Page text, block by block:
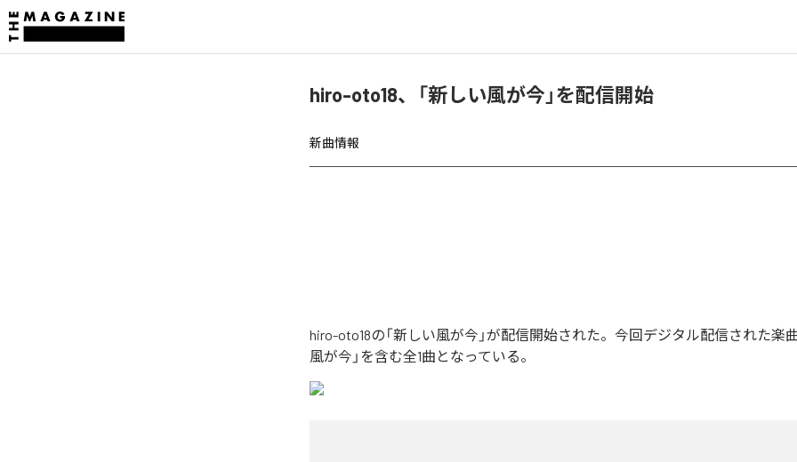
hiro-oto18、「新しい風が今」を配信開始
新曲情報
hiro-oto18の「新しい風が今」が配信開始された。今回デジタル配信された楽
風が今」を含む全1曲となっている。